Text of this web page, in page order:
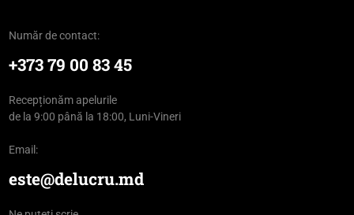
Număr de contact:
+373 79 00 83 45
Recepționăm apelurile
de la 9:00 până la 18:00, Luni-Vineri
Email:
este@delucru.md